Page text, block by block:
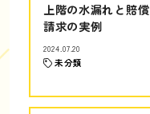
上階の水漏れと賠償
請求の実例
2024.07.20
未分類